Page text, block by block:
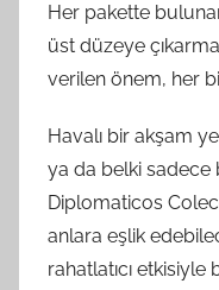
Her pakette
üst düzeye
verilen önem, her
Havalı bir akşam
ya da belki sadece
Diplomaticos
anlara eşlik
rahatlatıcı